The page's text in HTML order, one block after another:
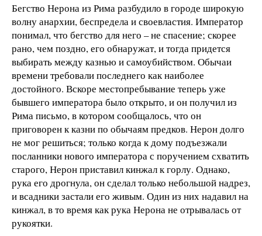
Бегство Нерона из Рима разбудило в городе широкую
волну анархии, беспредела и своевластия. Император
понимал, что бегство для него – не спасение; скорее
рано, чем поздно, его обнаружат, и тогда придется
выбирать между казнью и самоубийством. Обычаи
времени требовали последнего как наиболее
достойного. Вскоре местопребывание теперь уже
бывшего императора было открыто, и он получил из
Рима письмо, в котором сообщалось, что он
приговорен к казни по обычаям предков. Нерон долго
не мог решиться; только когда к дому подъезжали
посланники нового императора с поручением схватить
старого, Нерон приставил кинжал к горлу. Однако,
рука его дрогнула, он сделал только небольшой надрез,
и всадники застали его живым. Один из них надавил на
кинжал, в то время как рука Нерона не отрывалась от
рукоятки.